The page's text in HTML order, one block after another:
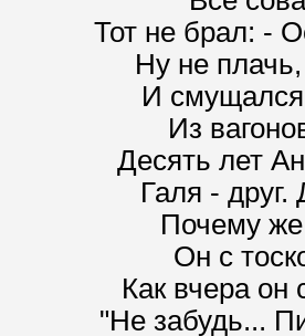
Тот не брал: -
Ну не
И
Из
Десять лет
Галя -
Почему
Он с
Как вчера он
"Не забудь...